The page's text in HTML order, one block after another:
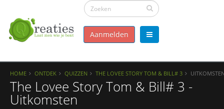
Aanmelden
HOME ONTDEK QUIZZEN THE LOVEE STORY TOM & BILL# 3
The Lovee Story Tom & Bill# 3 -
Uitkomsten